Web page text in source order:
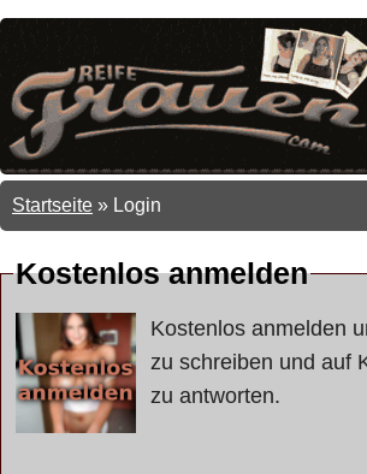
Startseite » Login
Kostenlos anmelden
Kostenlos anmelden
zu schreiben und auf
zu antworten.